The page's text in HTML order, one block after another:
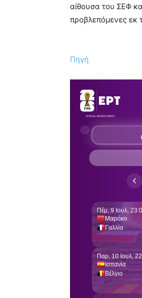
αίθουσα του ΣΕΦ
προβλεπόμενες εκ
Πηγή